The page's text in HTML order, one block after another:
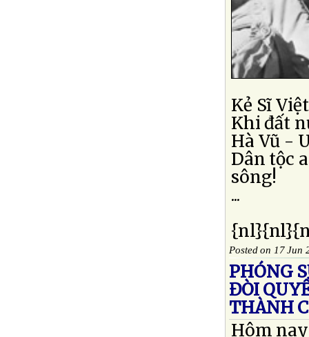
Kẻ Sĩ
Khi đất
Hà Vũ -
Dân tộc
sông!
...
Posted on 17 Jun
PHÓNG
ĐÒI
THÀNH
Hôm